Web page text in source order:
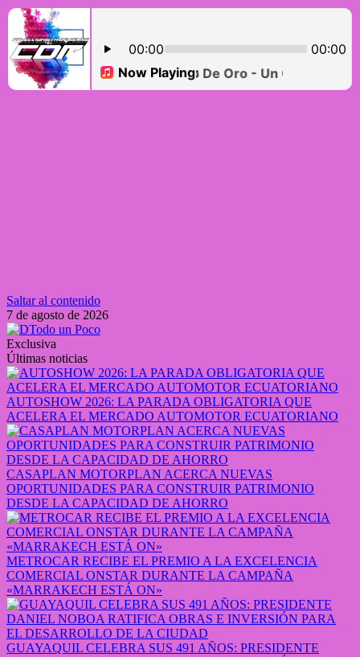
Saltar al contenido
7 de agosto de 2026
Exclusiva
Últimas noticias
AUTOSHOW 2026: LA PARADA OBLIGATORIA QUE
ACELERA EL MERCADO AUTOMOTOR ECUATORIANO
CASAPLAN MOTORPLAN ACERCA NUEVAS
OPORTUNIDADES PARA CONSTRUIR PATRIMONIO
DESDE LA CAPACIDAD DE AHORRO
METROCAR RECIBE EL PREMIO A LA EXCELENCIA
COMERCIAL ONSTAR DURANTE LA CAMPAÑA
«MARRAKECH ESTÁ ON»
GUAYAQUIL CELEBRA SUS 491 AÑOS: PRESIDENTE